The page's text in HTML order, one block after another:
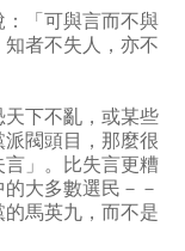
「可與言而不與
者不失人，亦不
下不亂，或某些
閥頭目，那麼很
」。比失言更糟
大多數選民－－
馬英九，而不是